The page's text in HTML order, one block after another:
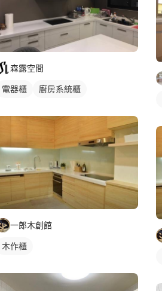
森露空間
電器櫃 廚房系統櫃
一郎木創館
木作櫃